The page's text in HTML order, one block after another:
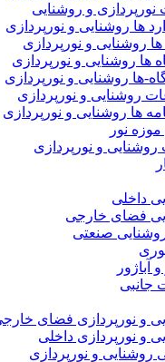
نورپردازی و روشنایی
ها روشنایی و نورپردازی
روشنایی و نورپردازی
ها روشنایی و نورپردازی
ها روشنایی و نورپردازی
روشنایی و نورپردازی
ها روشنایی و نورپردازی
نور
و نورپردازی
داخلی
فضای خارجی
صنعتی
آباژور
و نورپردازی فضای خارجی
و نورپردازی داخلی
و نورپردازی